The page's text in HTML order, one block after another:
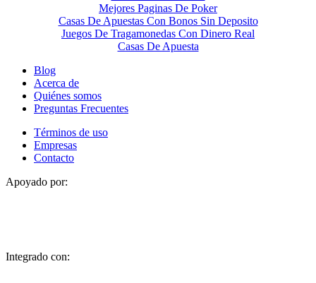
Mejores Paginas De Poker
Casas De Apuestas Con Bonos Sin Deposito
Juegos De Tragamonedas Con Dinero Real
Casas De Apuesta
Blog
Acerca de
Quiénes somos
Preguntas Frecuentes
Términos de uso
Empresas
Contacto
Apoyado por:
Integrado con: